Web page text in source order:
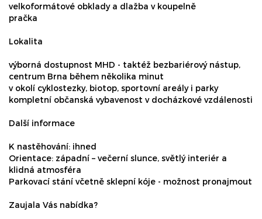
velkoformátové obklady a dlažba v koupelně
pračka
Lokalita
výborná dostupnost MHD - taktéž bezbariérový nástup,
centrum Brna během několika minut
v okolí cyklostezky, biotop, sportovní areály i parky
kompletní občanská vybavenost v docházkové vzdálenosti
Další informace
K nastěhování: ihned
Orientace: západní – večerní slunce, světlý interiér a
klidná atmosféra
Parkovací stání včetně sklepní kóje - možnost pronajmout
Zaujala Vás nabídka?